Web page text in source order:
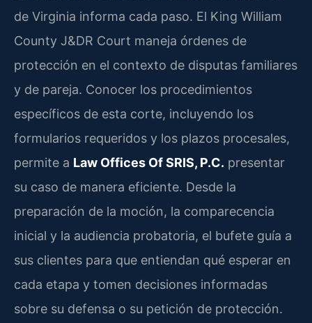
de Virginia informa cada paso. El King William
County J&DR Court maneja órdenes de
protección en el contexto de disputas familiares
y de pareja. Conocer los procedimientos
específicos de esta corte, incluyendo los
formularios requeridos y los plazos procesales,
permite a Law Offices Of SRIS, P.C. presentar
su caso de manera eficiente. Desde la
preparación de la moción, la comparecencia
inicial y la audiencia probatoria, el bufete guía a
sus clientes para que entiendan qué esperar en
cada etapa y tomen decisiones informadas
sobre su defensa o su petición de protección.